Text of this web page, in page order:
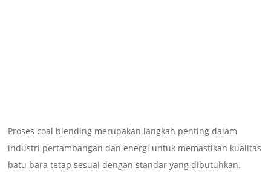
Proses coal blending merupakan langkah penting dalam
industri pertambangan dan energi untuk memastikan kualitas
batu bara tetap sesuai dengan standar yang dibutuhkan.